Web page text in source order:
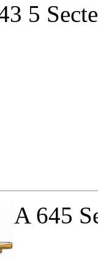
5
A 645